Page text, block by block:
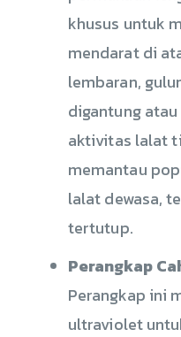
khusus untuk
mendarat di
lembaran,
digantung
aktivitas lalat
memantau
lalat dewasa,
tertutup.
Perangkap
Perangkap ini
ultraviolet